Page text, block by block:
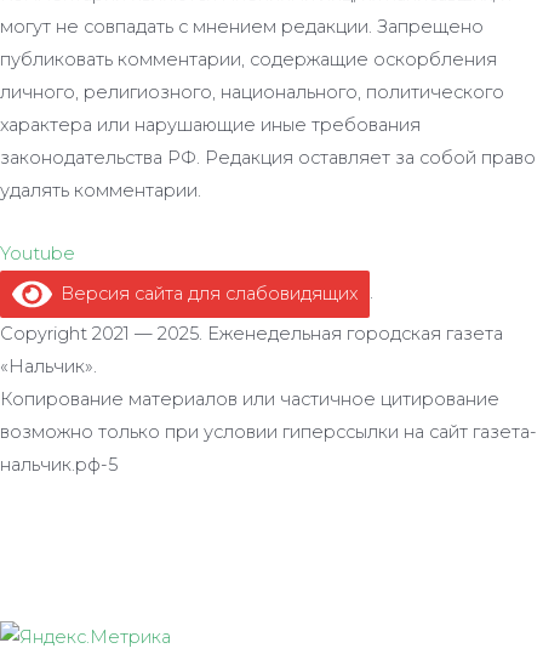
могут не совпадать с мнением редакции. Запрещено
публиковать комментарии, содержащие оскорбления
личного, религиозного, национального, политического
характера или нарушающие иные требования
законодательства РФ. Редакция оставляет за собой право
удалять комментарии.
Youtube
Версия сайта для слабовидящих
.
Copyright 2021 — 2025. Еженедельная городская газета
«Нальчик».
Копирование материалов или частичное цитирование
возможно только при условии гиперссылки на сайт газета-
нальчик.рф-5